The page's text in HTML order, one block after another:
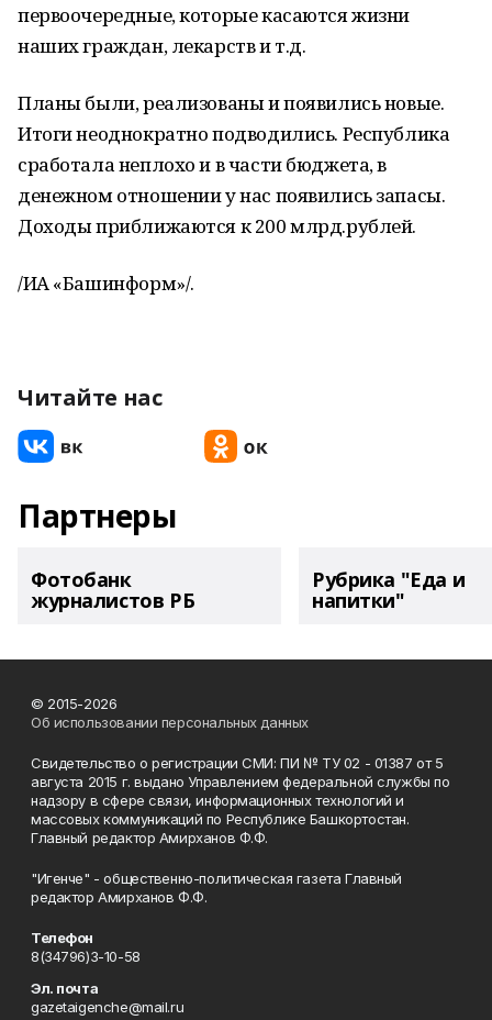
первоочередные, которые касаются жизни
наших граждан, лекарств и т.д.
Планы были, реализованы и появились новые.
Итоги неоднократно подводились. Республика
сработала неплохо и в части бюджета, в
денежном отношении у нас появились запасы.
Доходы приближаются к 200 млрд.рублей.
/ИА «Башинформ»/.
Читайте нас
Партнеры
Фотобанк
журналистов РБ
Рубрика "Еда и
напитки"
© 2015-2026
Об использовании персональных данных
Свидетельство о регистрации СМИ: ПИ № ТУ 02 - 01387 от 5
августа 2015 г. выдано Управлением федеральной службы по
надзору в сфере связи, информационных технологий и
массовых коммуникаций по Республике Башкортостан.
Главный редактор Амирханов Ф.Ф.
"Игенче" - общественно-политическая газета Главный
редактор Амирханов Ф.Ф.
Телефон
8(34796)3-10-58
Эл. почта
gazetaigenche@mail.ru